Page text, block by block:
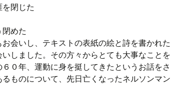
を閉じた
めた
会いし、テキストの表紙の絵と詩を書かれた
しました。その方々からとても大事なことを
０年、運動に身を挺してきたというお話をさ
ものについて、先日亡くなったネルソンマン